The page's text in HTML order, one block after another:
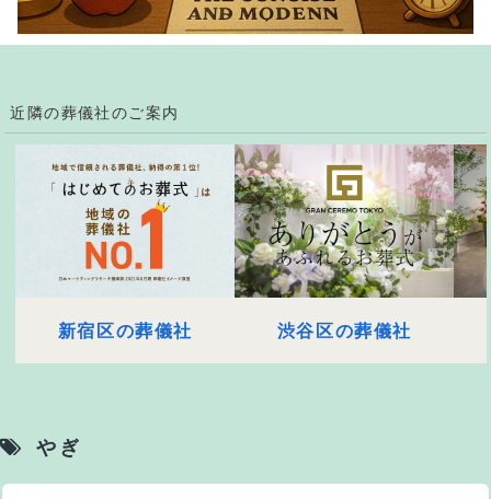
近隣の葬儀社のご案内
新宿区の葬儀社 渋谷区の葬儀社
やぎ